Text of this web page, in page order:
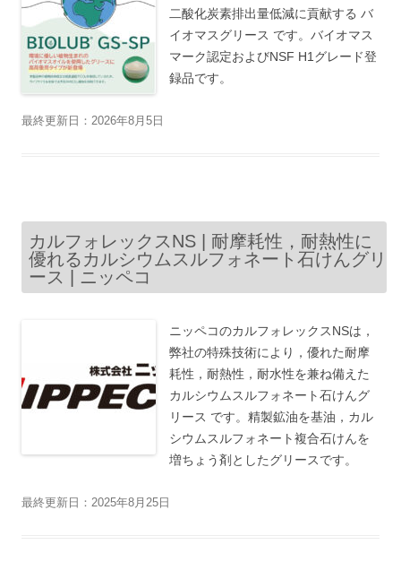
二酸化炭素排出量低減に貢献する バ
イオマスグリース です。バイオマス
マーク認定およびNSF H1グレード登
録品です。
最終更新日：2026年8月5日
カルフォレックスNS | 耐摩耗性，耐熱性に
優れるカルシウムスルフォネート石けんグリ
ース | ニッペコ
ニッペコのカルフォレックスNSは，
弊社の特殊技術により，優れた耐摩
耗性，耐熱性，耐水性を兼ね備えた
カルシウムスルフォネート石けんグ
リース です。精製鉱油を基油，カル
シウムスルフォネート複合石けんを
増ちょう剤としたグリースです。
最終更新日：2025年8月25日